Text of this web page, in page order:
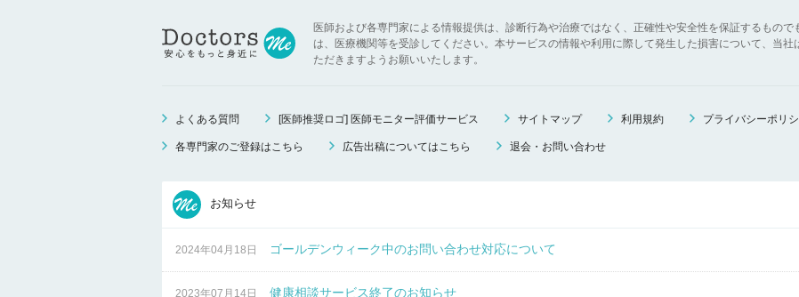
医師および各専門家による情報提供は、診断行為や治療ではなく、正確性や安全性を保証するもの
は、医療機関等を受診してください。本サービスの情報や利用に際して発生した損害について、当
ただきますようお願いいたします。
よくある質問 [医師推奨ロゴ] 医師モニター評価サービス サイトマップ 利用規約 プライバシーポリ
各専門家のご登録はこちら 広告出稿についてはこちら 退会・お問い合わせ
お知らせ
2024年04月18日 ゴールデンウィーク中のお問い合わせ対応について
2023年07月14日 健康相談サービス終了のお知らせ